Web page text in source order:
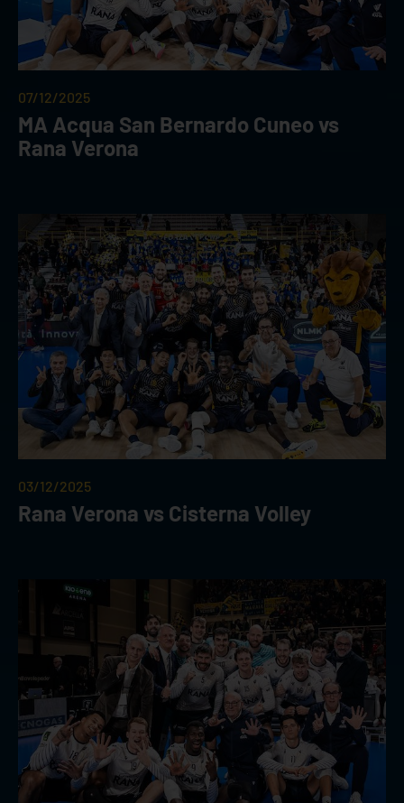
07/12/2025
MA Acqua San Bernardo Cuneo vs
Rana Verona
03/12/2025
Rana Verona vs Cisterna Volley